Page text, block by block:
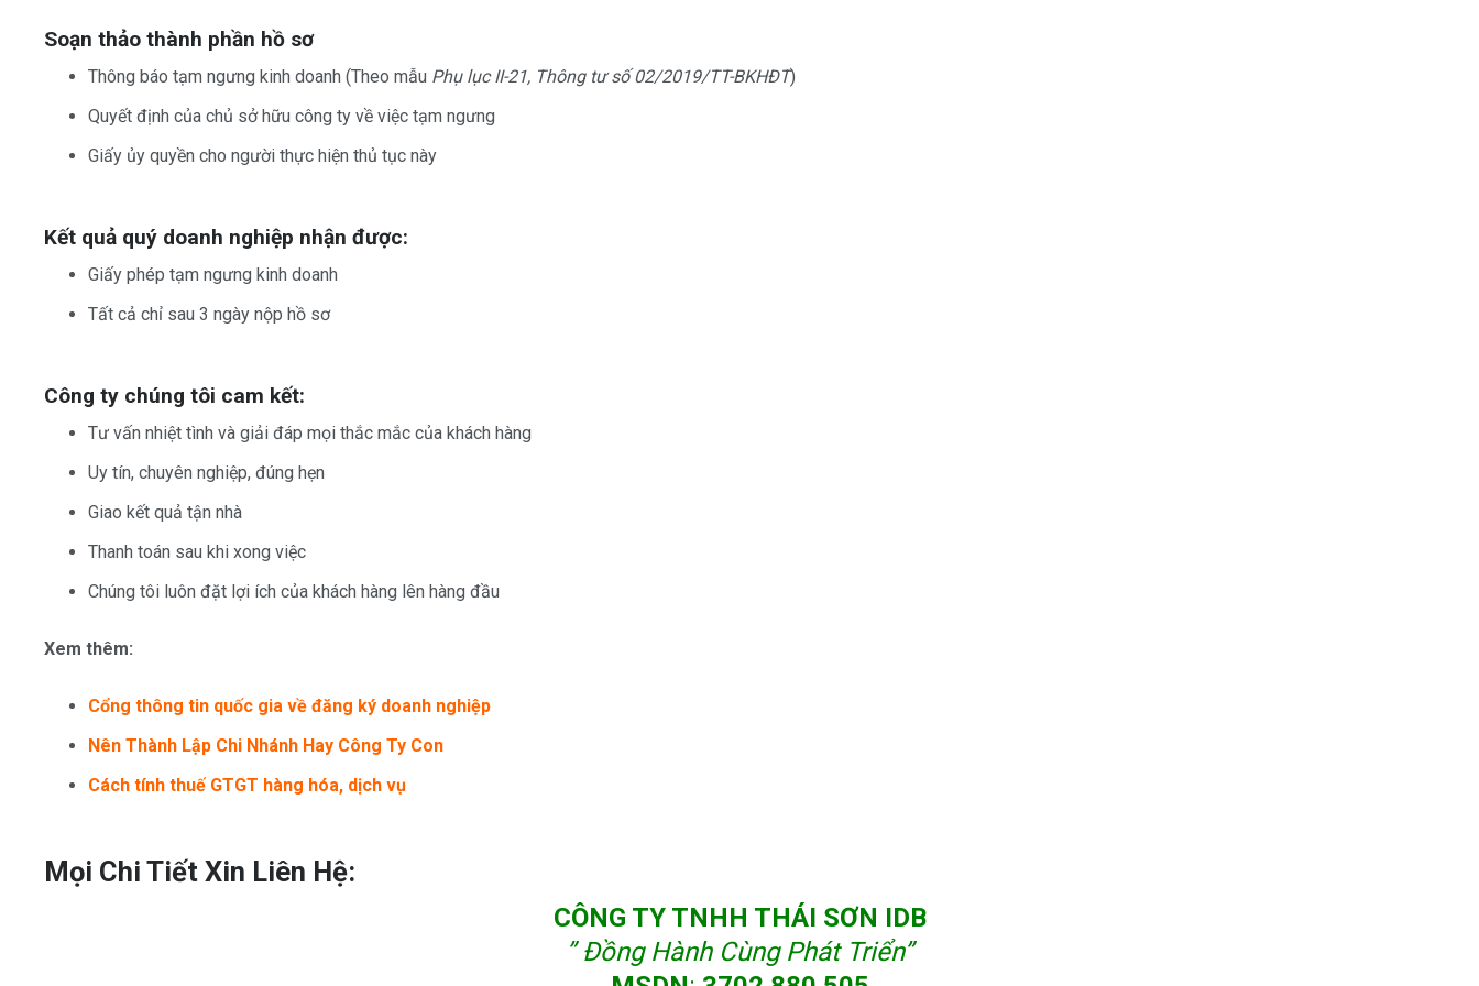
Soạn thảo thành phần hồ sơ
Thông báo tạm ngưng kinh doanh (Theo mẫu Phụ lục II-21, Thông tư số 02/2019/TT-BKHĐT)
Quyết định của chủ sở hữu công ty về việc tạm ngưng
Giấy ủy quyền cho người thực hiện thủ tục này
Kết quả quý doanh nghiệp nhận được:
Giấy phép tạm ngưng kinh doanh
Tất cả chỉ sau 3 ngày nộp hồ sơ
Công ty chúng tôi cam kết:
Tư vấn nhiệt tình và giải đáp mọi thắc mắc của khách hàng
Uy tín, chuyên nghiệp, đúng hẹn
Giao kết quả tận nhà
Thanh toán sau khi xong việc
Chúng tôi luôn đặt lợi ích của khách hàng lên hàng đầu
Xem thêm:
Cổng thông tin quốc gia về đăng ký doanh nghiệp
Nên Thành Lập Chi Nhánh Hay Công Ty Con
Cách tính thuế GTGT hàng hóa, dịch vụ
Mọi Chi Tiết Xin Liên Hệ:
CÔNG TY TNHH THÁI SƠN IDB
” Đồng Hành Cùng Phát Triển”